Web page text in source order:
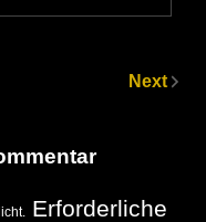
Next
Erforderliche